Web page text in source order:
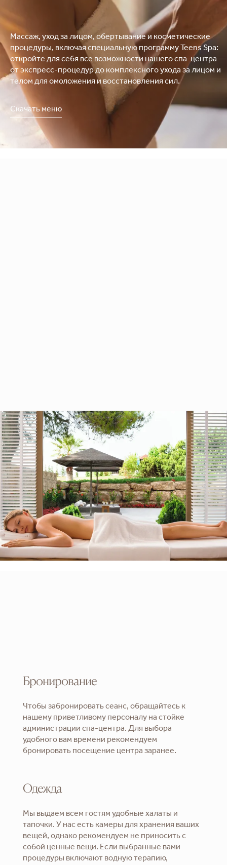
Массаж, уход за лицом, обертывание и косметические
процедуры, включая специальную программу Teens Spa:
откройте для себя все возможности нашего спа-центра —
от экспресс-процедур до комплексного ухода за лицом и
телом для омоложения и восстановления сил.
Скачать меню
Бронирование
Чтобы забронировать сеанс, обращайтесь к
нашему приветливому персоналу на стойке
администрации спа-центра. Для выбора
удобного вам времени рекомендуем
бронировать посещение центра заранее.
Одежда
Мы выдаем всем гостям удобные халаты и
тапочки. У нас есть камеры для хранения ваших
вещей, однако рекомендуем не приносить с
собой ценные вещи. Если выбранные вами
процедуры включают водную терапию,